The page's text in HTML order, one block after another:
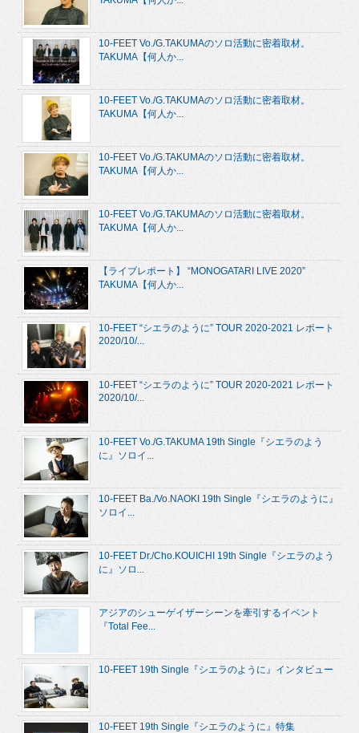
10-FEET Vo./G.TAKUMAのソロ活動に密着取材。
TAKUMA【何人か...
10-FEET Vo./G.TAKUMAのソロ活動に密着取材。
TAKUMA【何人か...
10-FEET Vo./G.TAKUMAのソロ活動に密着取材。
TAKUMA【何人か...
10-FEET Vo./G.TAKUMAのソロ活動に密着取材。
TAKUMA【何人か...
【ライブレポート】 “MONOGATARI LIVE 2020”
TAKUMA【何人か...
10-FEET “シエラのように” TOUR 2020-2021 レポート
2020/10/...
10-FEET “シエラのように” TOUR 2020-2021 レポート
2020/10/...
10-FEET Vo./G.TAKUMA 19th Single『シエラのよう
に』ソロイ...
10-FEET Ba./Vo.NAOKI 19th Single『シエラのように』
ソロイ...
10-FEET Dr./Cho.KOUICHI 19th Single『シエラのよう
に』ソロ...
アジアのシューゲイザーシーンを牽引するイベント
『Total Fee...
10-FEET 19th Single『シエラのように』インタビュー
10-FEET 19th Single『シエラのように』特集